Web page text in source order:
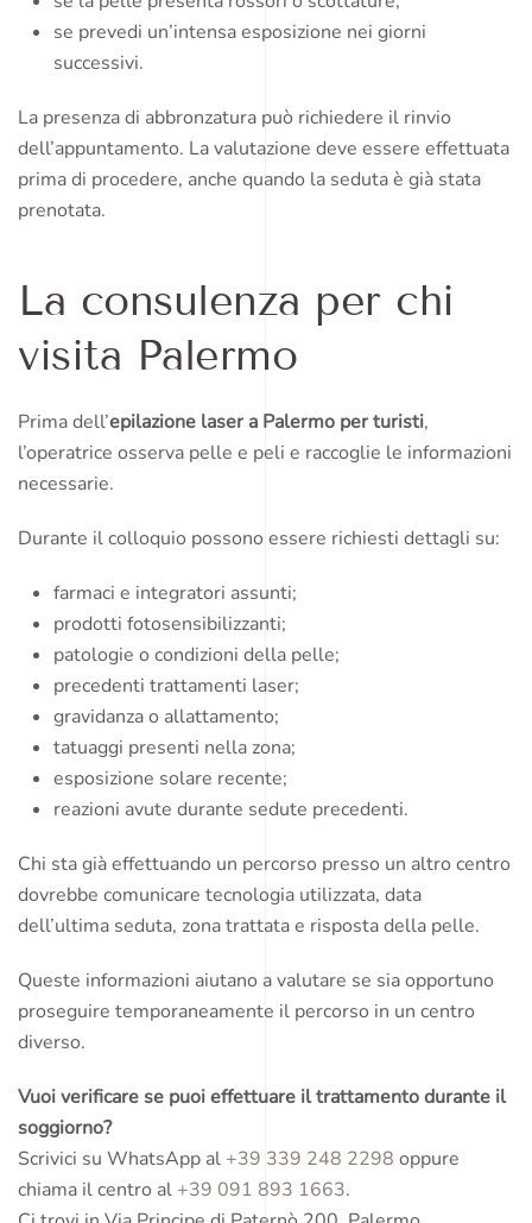
se prevedi un’intensa esposizione nei giorni
successivi.
La presenza di abbronzatura può richiedere il rinvio
dell’appuntamento. La valutazione deve essere effettuata
prima di procedere, anche quando la seduta è già stata
prenotata.
La consulenza per chi
visita Palermo
Prima dell’epilazione laser a Palermo per turisti,
l’operatrice osserva pelle e peli e raccoglie le informazioni
necessarie.
Durante il colloquio possono essere richiesti dettagli su:
farmaci e integratori assunti;
prodotti fotosensibilizzanti;
patologie o condizioni della pelle;
precedenti trattamenti laser;
gravidanza o allattamento;
tatuaggi presenti nella zona;
esposizione solare recente;
reazioni avute durante sedute precedenti.
Chi sta già effettuando un percorso presso un altro centro
dovrebbe comunicare tecnologia utilizzata, data
dell’ultima seduta, zona trattata e risposta della pelle.
Queste informazioni aiutano a valutare se sia opportuno
proseguire temporaneamente il percorso in un centro
diverso.
Vuoi verificare se puoi effettuare il trattamento durante il
soggiorno?
Scrivici su WhatsApp al +39 339 248 2298 oppure
chiama il centro al +39 091 893 1663.